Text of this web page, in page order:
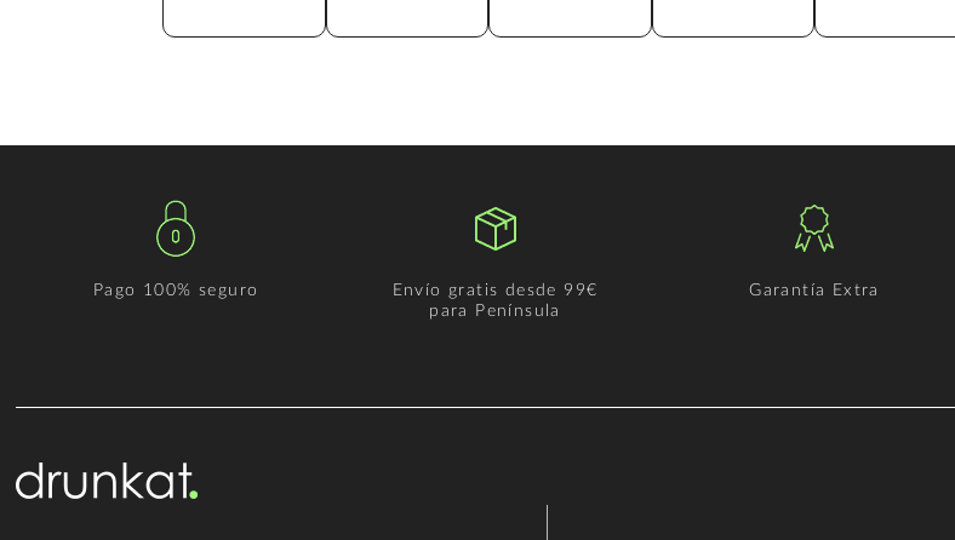
Pago 100% seguro
Envío gratis desde 99€
para Península
Garantía Extra